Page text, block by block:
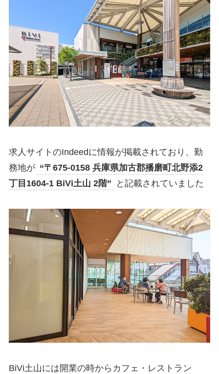
求人サイトのIndeedに情報が掲載されており、勤
務地が “〒675-0158 兵庫県加古郡播磨町北野添2
丁目1604-1 BiVi土山 2階”
と記載されていました
BiVi土山には開業の時からカフェ・レストラン